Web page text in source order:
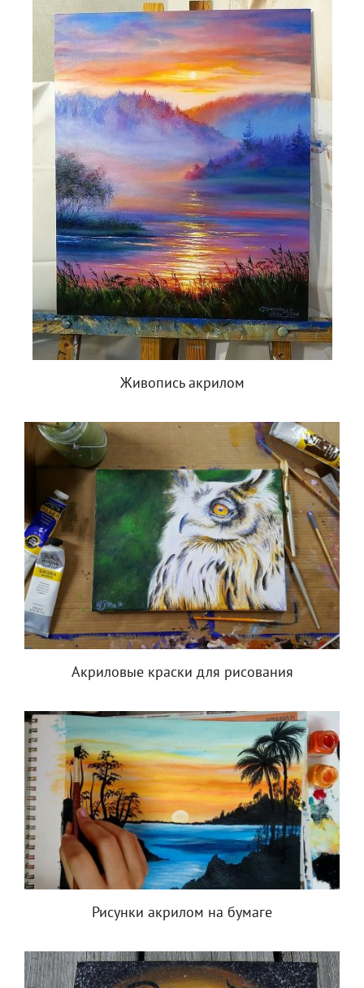
Живопись акрилом
Акриловые краски для рисования
Рисунки акрилом на бумаге